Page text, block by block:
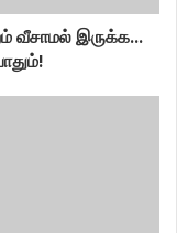
வீசாமல் இருக்க...